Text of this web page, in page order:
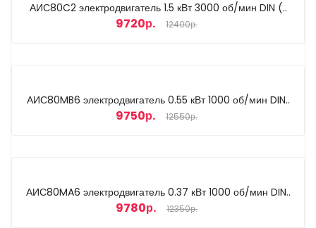
АИС80C2 электродвигатель 1.5 кВт 3000 об/мин DIN (..
9720р. 12400р.
АИС80MB6 электродвигатель 0.55 кВт 1000 об/мин DIN..
9750р. 12550р.
АИС80MA6 электродвигатель 0.37 кВт 1000 об/мин DIN..
9780р. 12350р.